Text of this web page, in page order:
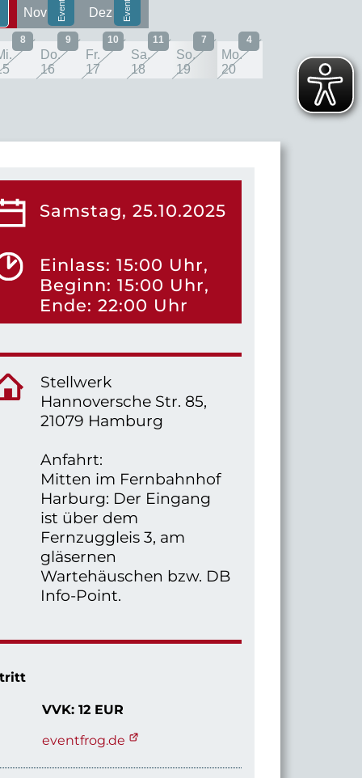
Nov Dez
8
Do.
16
9
Fr.
17
10
Sa.
18
11
So.
19
7
Mo.
20
4
Samstag, 25.10.2025
Einlass: 15:00 Uhr,
Beginn: 15:00 Uhr,
Ende: 22:00 Uhr
Stellwerk
Hannoversche Str. 85,
21079 Hamburg
Anfahrt:
Mitten im Fernbahnhof
Harburg: Der Eingang
ist über dem
Fernzuggleis 3, am
gläsernen
Wartehäuschen bzw. DB
Info-Point.
VVK: 12 EUR
eventfrog.de